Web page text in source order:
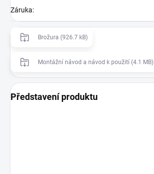
Záruka:
Brožura (926.7 kB)
Montážní návod a návod k použití (4.1 MB)
Představení produktu